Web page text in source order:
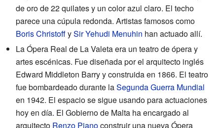
de oro de 22 quilates y un color azul claro. El techo
parece una cúpula redonda. Artistas famosos como
Boris ChristoffySir Yehudi Menuhin han actuado allí.
La Ópera Real de La Valeta era un teatro de ópera y
artes escénicas. Fue diseñada por el arquitecto inglés
Edward Middleton Barry y construida en 1866. El teatro
fue bombardeado durante laSegunda Guerra Mundial
en 1942. El espacio se sigue usando para actuaciones
hoy en día. El Gobierno de Malta ha encargado al
arquitecto Renzo Pianoconstruir una nueva Ópera